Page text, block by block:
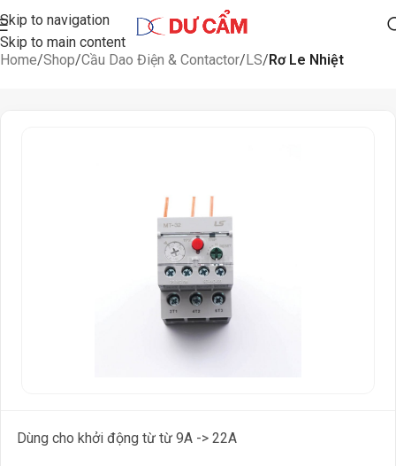
Skip to navigation
Skip to main content
Home Shop Cầu Dao Điện & Contactor LS Rơ Le Nhiệt
Dùng cho khởi động từ từ 9A -> 22A